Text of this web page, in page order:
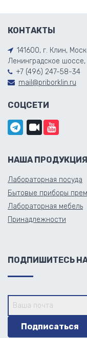
КОНТАКТЫ
141600, г. Клин,
Ленинградское
+7 (496) 247-58-34
mail@priborklin.ru
СОЦСЕТИ
НАША ПРОДУКЦИЯ
Лабораторная посуда
Бытовые приборы
Лабораторная мебель
Принадлежности
ПОДПИШИТЕСЬ